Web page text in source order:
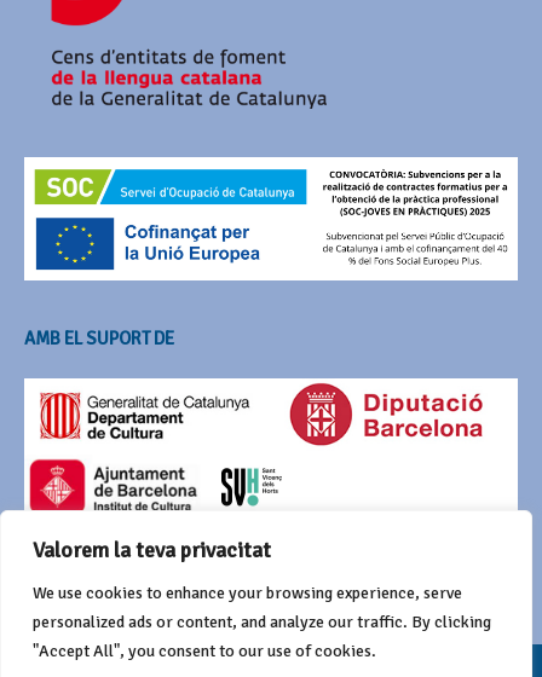
Valorem la teva privacitat
We use cookies to enhance your browsing experience, serve
personalized ads or content, and analyze our traffic. By clicking
"Accept All", you consent to our use of cookies.
AMB EL SUPORT DE
© 2016 Agrupació del Bestiari Festiu i Popular de Catalunya